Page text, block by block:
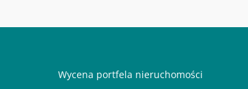
Wycena portfela nieruchomości